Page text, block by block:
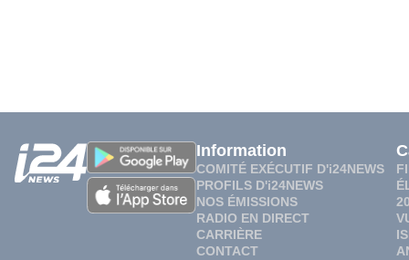
Information
COMITÉ EXÉCUTIF D'i24NEWS
PROFILS D'i24NEWS
NOS ÉMISSIONS
RADIO EN DIRECT
CARRIÈRE
CONTACT